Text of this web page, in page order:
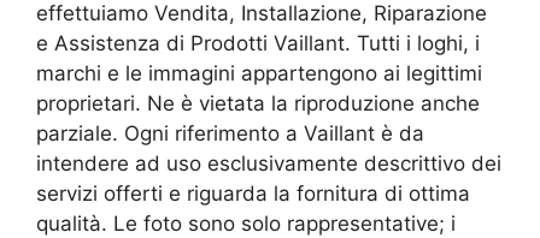
effettuiamo Vendita, Installazione, Riparazione
e Assistenza di Prodotti Vaillant. Tutti i loghi, i
marchi e le immagini appartengono ai legittimi
proprietari. Ne è vietata la riproduzione anche
parziale. Ogni riferimento a Vaillant è da
intendere ad uso esclusivamente descrittivo dei
servizi offerti e riguarda la fornitura di ottima
qualità. Le foto sono solo rappresentative; i